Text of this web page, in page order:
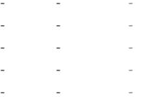
- -
-
- -
-
- -
-
- -
-
- -
-